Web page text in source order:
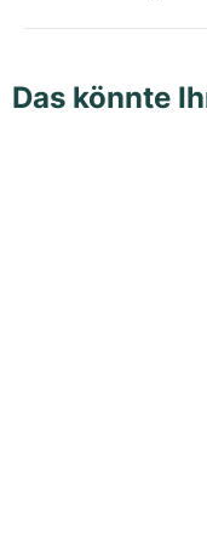
Das könnte